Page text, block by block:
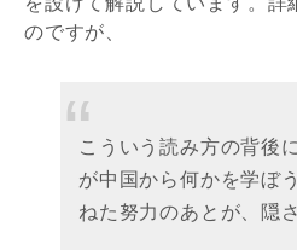
のですが、
こういう読み方の背後
が中国から何かを学ぼ
ねた努力のあとが、隠